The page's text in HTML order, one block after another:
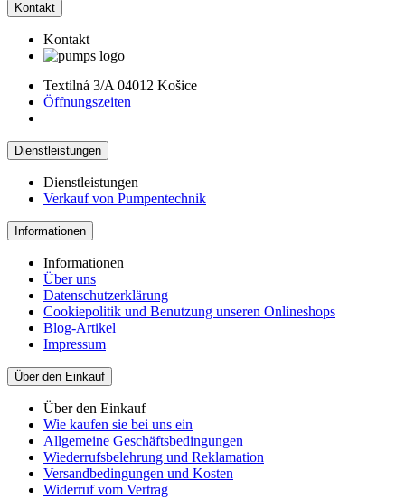
Kontakt
Kontakt
Textilná 3/A 04012 Košice
Öffnungszeiten
Dienstleistungen
Dienstleistungen
Verkauf von Pumpentechnik
Informationen
Informationen
Über uns
Datenschutzerklärung
Cookiepolitik und Benutzung unseren Onlineshops
Blog-Artikel
Impressum
Über den Einkauf
Über den Einkauf
Wie kaufen sie bei uns ein
Allgemeine Geschäftsbedingungen
Wiederrufsbelehrung und Reklamation
Versandbedingungen und Kosten
Widerruf vom Vertrag